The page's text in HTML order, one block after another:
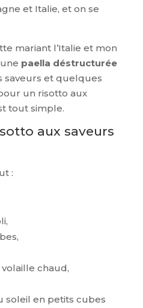
et Italie, et on se
mariant l’Italie et mon
paella déstructurée
saveurs et quelques
un risotto aux
tout simple.
aux saveurs
:
chaud,
soleil en petits cubes